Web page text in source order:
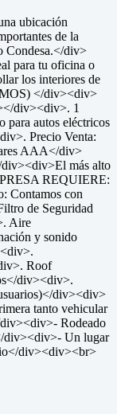
ubicación
de la
Condesa.</div>
para tu oficina o
los interiores de
</div><div>
div><div>. 1
para autos eléctricos
Precio Venta:
AAA</div>
más alto
REQUIERE:
Contamos con
de Seguridad
Aire
y sonido
Roof
div><div>.
div><div>
tanto vehicular
Rodeado
div><div>- Un lugar
div><div><br>